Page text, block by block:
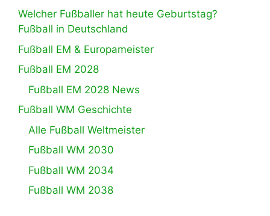
Welcher Fußballer hat heute Geburtstag?
Fußball in Deutschland
Fußball EM & Europameister
Fußball EM 2028
Fußball EM 2028 News
Fußball WM Geschichte
Alle Fußball Weltmeister
Fußball WM 2030
Fußball WM 2034
Fußball WM 2038